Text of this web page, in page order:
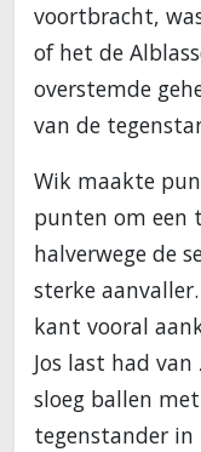
voortbracht,
of het de
overstemde
van de
Wik maakte
punten om een
halverwege de
sterke
kant vooral
Jos last had
sloeg ballen
tegenstander